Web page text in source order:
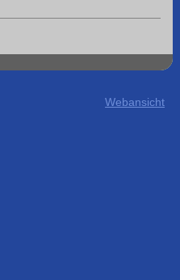
Webansicht